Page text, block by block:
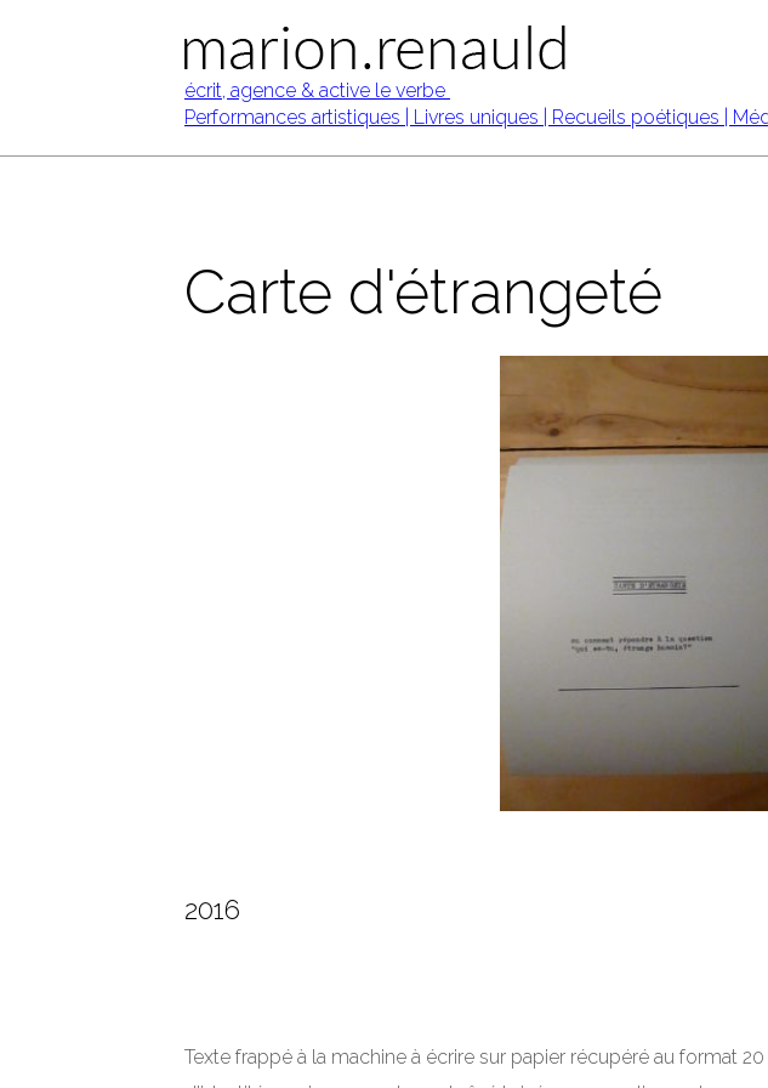
Carte d'étrangeté
2016
Texte frappé à la machine à écrire sur papier récupéré au format